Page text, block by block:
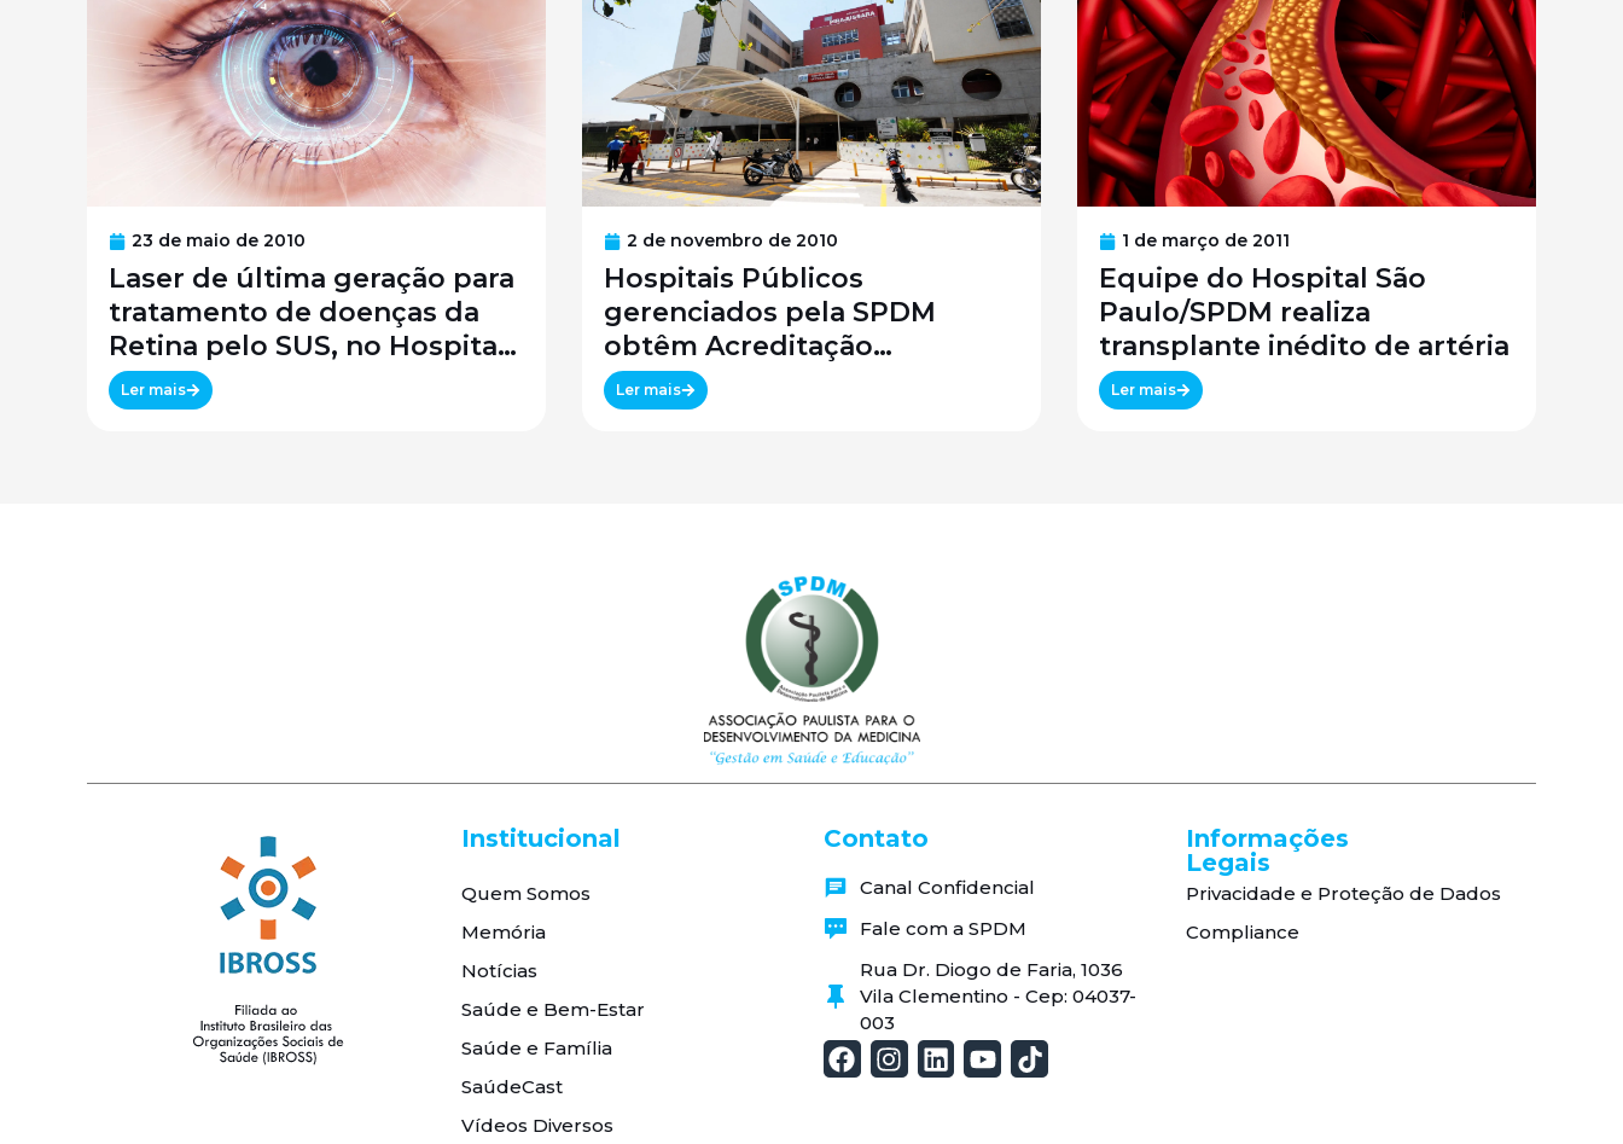
23 de maio de 2010
Laser de última geração para
tratamento de doenças da
Retina pelo SUS, no Hospital
São Paulo / SPDM / UNIFESP
Ler mais
2 de novembro de 2010
Hospitais Públicos
gerenciados pela SPDM
obtêm Acreditação
Canadense
Ler mais
1 de março de 2011
Equipe do Hospital São
Paulo/SPDM realiza
transplante inédito de artéria
Ler mais
Institucional
Quem Somos
Memória
Notícias
Saúde e Bem-Estar
Saúde e Família
SaúdeCast
Vídeos Diversos
Contato
Canal Confidencial
Fale com a SPDM
Rua Dr. Diogo de Faria, 1036
Vila Clementino - Cep: 04037-
003
Informações
Legais
Privacidade e Proteção de Dados
Compliance